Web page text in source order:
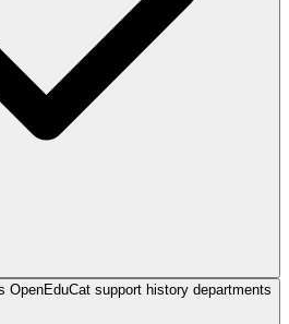
OpenEduCat support history departments?